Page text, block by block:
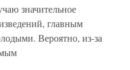
значительное
главным
Вероятно, из-за